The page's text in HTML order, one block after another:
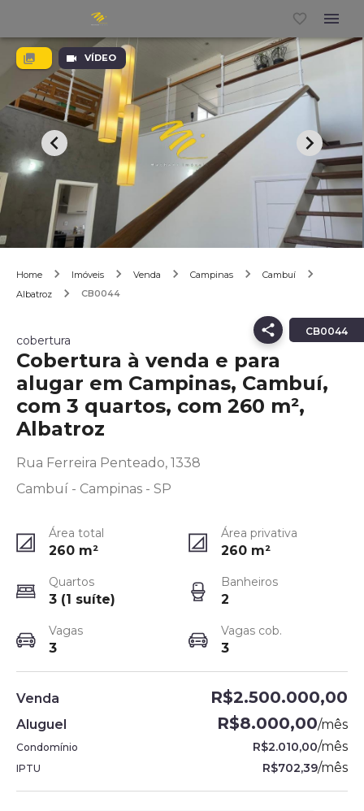
VÍDEO
Home Imóveis Venda Campinas
Cambuí
Albatroz
CB0044
CB0044
cobertura
Cobertura à venda e para
alugar em Campinas, Cambuí,
com 3 quartos, com 260 m²,
Albatroz
Rua Ferreira Penteado, 1338
Cambuí - Campinas - SP
Área total
260 m²
Área privativa
260 m²
Quartos
3 (1 suíte)
Banheiros
2
Vagas
3
Vagas cob.
3
Venda R$2.500.000,00
Aluguel R$8.000,00/mês
Condomínio R$2.010,00/mês
IPTU R$702,39/mês